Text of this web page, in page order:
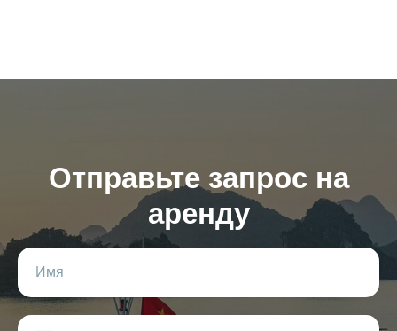
Отправьте запрос на
аренду